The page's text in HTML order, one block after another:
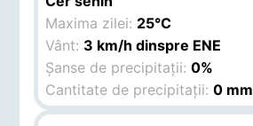
Maxima zilei: 25°C
Vânt: 3 km/h dinspre ENE
Șanse de precipitații:0%
Cantitate de precipitații:0 mm